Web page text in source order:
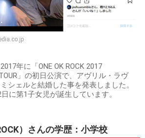
年に「ONE OK ROCK 2017
」の初日公演で、アヴリル・ラヴ
シェルと結婚した事を発表しました。
に第1子女児が誕生しています。
）さんの学歴：小学校